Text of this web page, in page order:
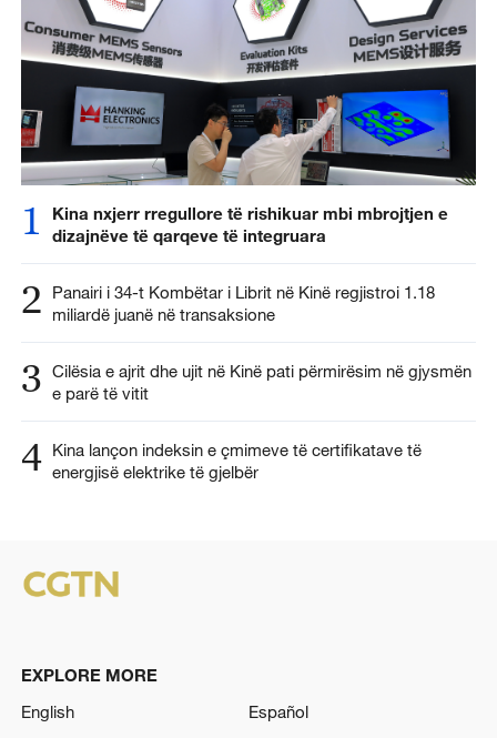
1
Kina nxjerr rregullore të rishikuar mbi mbrojtjen e
dizajnëve të qarqeve të integruara
2
Panairi i 34-t Kombëtar i Librit në Kinë regjistroi 1.18
miliardë juanë në transaksione
3 Cilësia e ajrit dhe ujit në Kinë pati përmirësim në gjysmën
e parë të vitit
4 Kina lançon indeksin e çmimeve të certifikatave të
energjisë elektrike të gjelbër
EXPLORE MORE
English
Español